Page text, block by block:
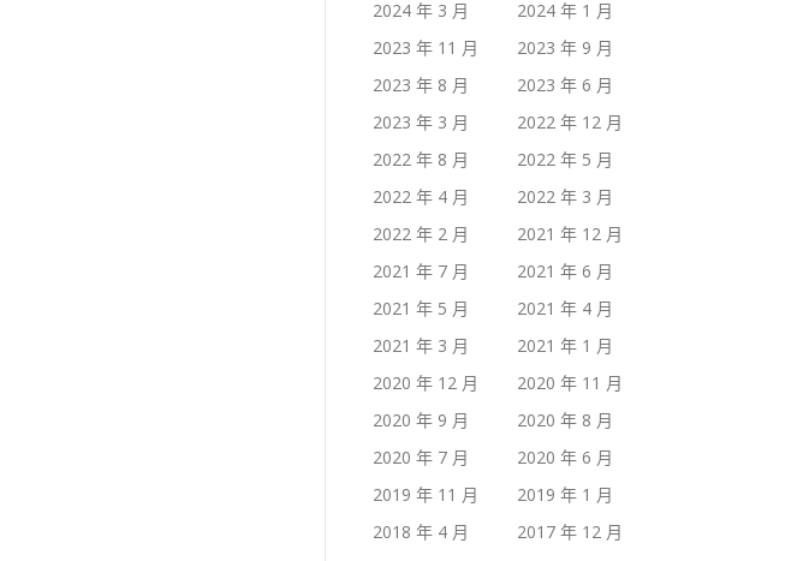
2024 年 3 月
2024 年 1 月
2023 年 11 月
2023 年 9 月
2023 年 8 月
2023 年 6 月
2023 年 3 月
2022 年 12 月
2022 年 8 月
2022 年 5 月
2022 年 4 月
2022 年 3 月
2022 年 2 月
2021 年 12 月
2021 年 7 月
2021 年 6 月
2021 年 5 月
2021 年 4 月
2021 年 3 月
2021 年 1 月
2020 年 12 月
2020 年 11 月
2020 年 9 月
2020 年 8 月
2020 年 7 月
2020 年 6 月
2019 年 11 月
2019 年 1 月
2018 年 4 月
2017 年 12 月